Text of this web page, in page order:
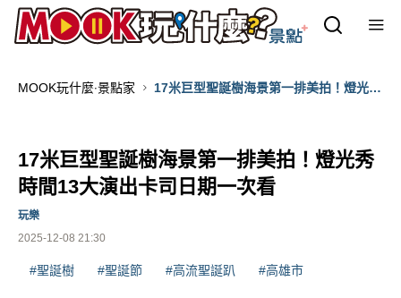
MOOK玩什麼‧景點家
17米巨型聖誕樹海景第一排美拍！燈光秀
17米巨型聖誕樹海景第一排美拍！燈光秀
時間13大演出卡司日期一次看
2025-12-08 21:30
玩樂
#聖誕樹 #聖誕節 #高流聖誕趴 #高雄市